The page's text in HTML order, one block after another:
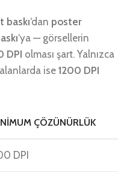
baskı‘dan poster
‘ya — görsellerin
DPI olması şart. Yalnızca
ise 1200 DPI
ÇÖZÜNÜRLÜK
DPI